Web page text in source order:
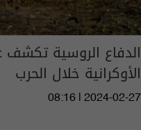
الدفاع الروسية
الأوكرانية خلال الحرب
08:16 | 2024-02-27